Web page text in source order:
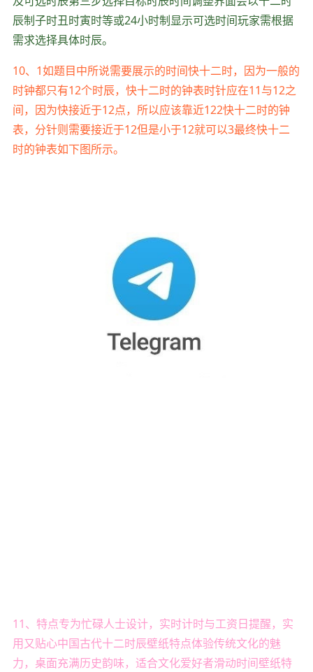
辰制子时丑时寅时等或24小时制显示可选时间玩家需根据
需求选择具体时辰。
10、1如题目中所说需要展示的时间快十二时，因为一般的
时钟都只有12个时辰，快十二时的钟表时针应在11与12之
间，因为快接近于12点，所以应该靠近122快十二时的钟
表，分针则需要接近于12但是小于12就可以3最终快十二
时的钟表如下图所示。
11、特点专为忙碌人士设计，实时计时与工资日提醒，实
用又贴心中国古代十二时辰壁纸特点体验传统文化的魅
力，桌面充满历史韵味，适合文化爱好者滑动时间壁纸特